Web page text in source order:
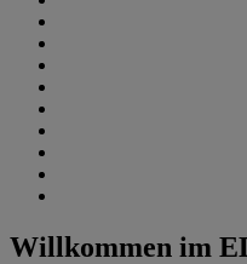
Willkommen im